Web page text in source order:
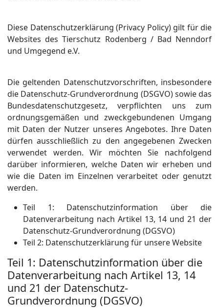
Diese Datenschutzerklärung (Privacy Policy) gilt für die
Websites des Tierschutz Rodenberg / Bad Nenndorf
und Umgegend e.V.
Die geltenden Datenschutzvorschriften, insbesondere
die Datenschutz-Grundverordnung (DSGVO) sowie das
Bundesdatenschutzgesetz, verpflichten uns zum
ordnungsgemäßen und zweckgebundenen Umgang
mit Daten der Nutzer unseres Angebotes. Ihre Daten
dürfen ausschließlich zu den angegebenen Zwecken
verwendet werden. Wir möchten Sie nachfolgend
darüber informieren, welche Daten wir erheben und
wie die Daten im Einzelnen verarbeitet oder genutzt
werden.
Teil
1: Datenschutzinformation über die
Datenverarbeitung nach Artikel 13, 14 und 21 der
Datenschutz-Grundverordnung (DGSVO)
Teil 2: Datenschutzerklärung für unsere Website
Teil 1: Datenschutzinformation über die
Datenverarbeitung nach Artikel 13, 14
und 21 der Datenschutz-
Grundverordnung (DGSVO)